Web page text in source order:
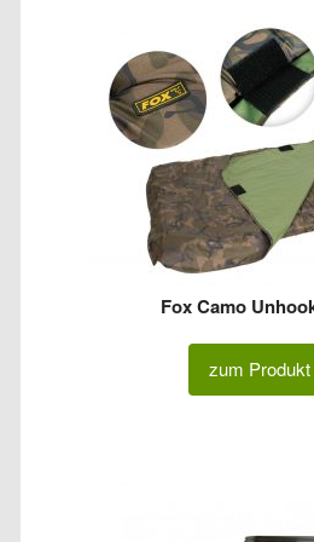
Fox Camo
zum Produkt